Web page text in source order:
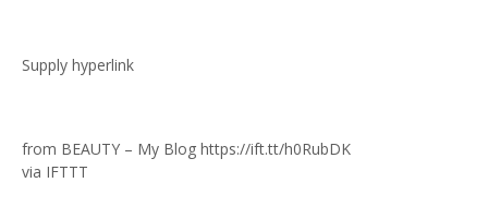
Supply hyperlink
from BEAUTY – My Blog https://ift.tt/h0RubDK
via IFTTT